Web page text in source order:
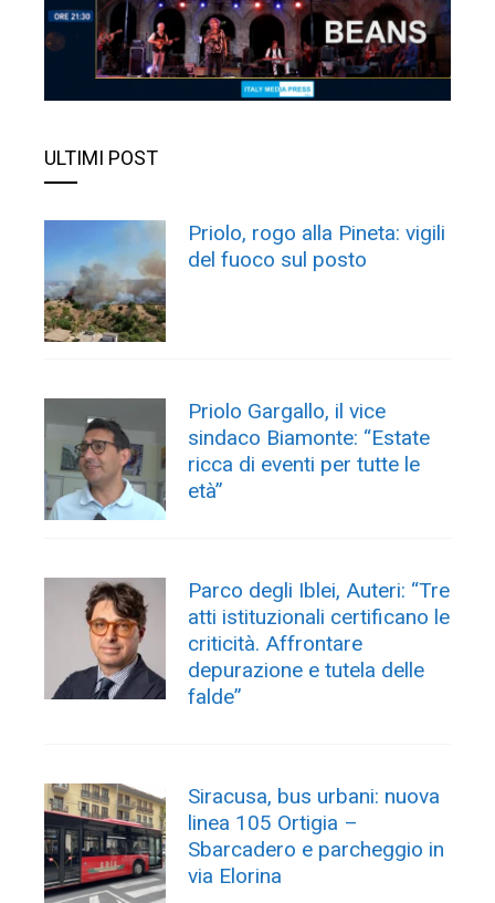
ULTIMI POST
Priolo, rogo alla Pineta: vigili
del fuoco sul posto
Priolo Gargallo, il vice
sindaco Biamonte: “Estate
ricca di eventi per tutte le
età”
Parco degli Iblei, Auteri: “Tre
atti istituzionali certificano le
criticità. Affrontare
depurazione e tutela delle
falde”
Siracusa, bus urbani: nuova
linea 105 Ortigia –
Sbarcadero e parcheggio in
via Elorina